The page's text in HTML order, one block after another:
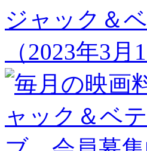
ジャック＆
（2023年3